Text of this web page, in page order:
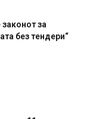
за
без тендери“